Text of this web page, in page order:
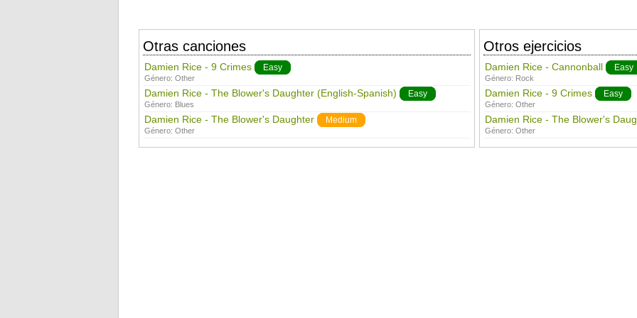
Otras canciones
Damien Rice - 9 Crimes Easy
Género: Other
Damien Rice - The Blower's Daughter (English-Spanish) Easy
Género: Blues
Damien Rice - The Blower's Daughter Medium
Género: Other
Otros ejercicios
Damien Rice - Cannonball Easy
Género: Rock
Damien Rice - 9 Crimes Easy
Género: Other
Damien Rice - The Blower's
Género: Other